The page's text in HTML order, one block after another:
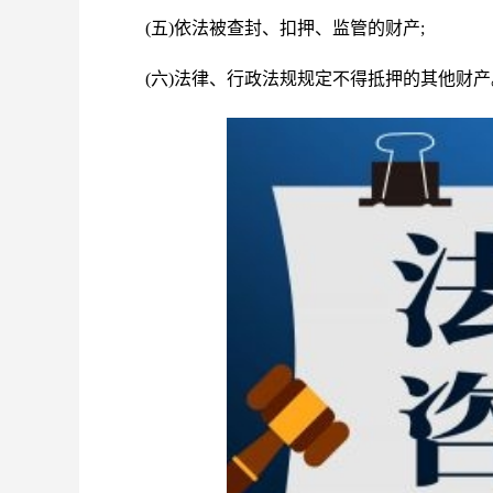
(五)依法被查封、扣押、监管的财产;
(六)法律、行政法规规定不得抵押的其他财